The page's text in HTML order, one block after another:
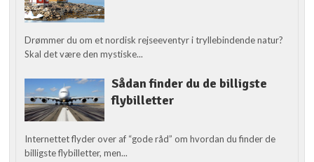
Drømmer du om et nordisk rejseeventyr i tryllebindende natur?
Skal det være den mystiske...
Sådan finder du de billigste
flybilletter
Internettet flyder over af “gode råd” om hvordan du finder de
billigste flybilletter, men...